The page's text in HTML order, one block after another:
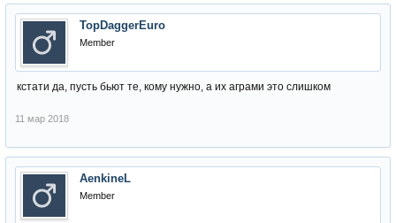
TopDaggerEuro
Member
кстати да, пусть бьют те, кому нужно, а их аграми это слишком
11 мар 2018
AenkineL
Member